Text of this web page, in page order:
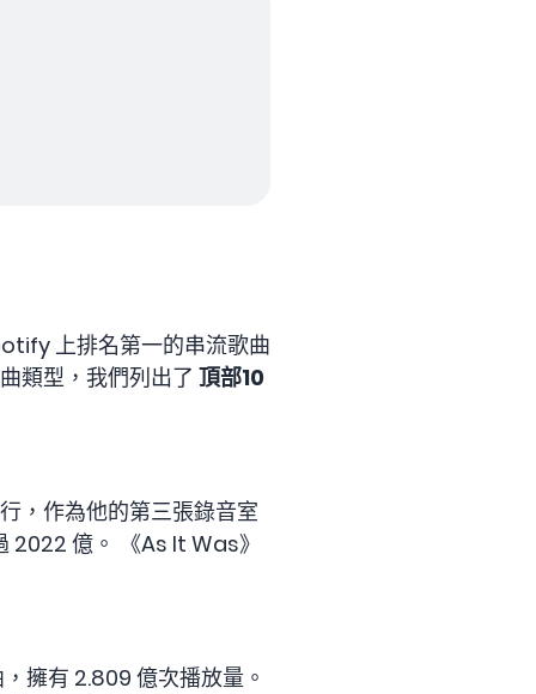
上排名第一的串流歌曲
類型，我們列出了 頂部10
，作為他的第三張錄音室
億。 《As It Was》
擁有 2.809 億次播放量。